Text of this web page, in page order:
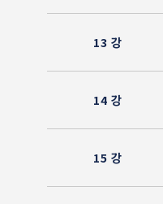
13 강
14 강
15 강